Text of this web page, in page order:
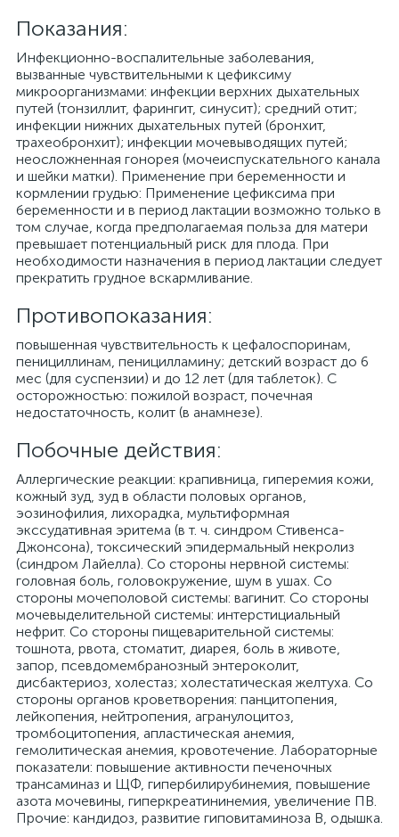
Показания:
Инфекционно-воспалительные заболевания,
вызванные чувствительными к цефиксиму
микроорганизмами: инфекции верхних дыхательных
путей (тонзиллит, фарингит, синусит); средний отит;
инфекции нижних дыхательных путей (бронхит,
трахеобронхит); инфекции мочевыводящих путей;
неосложненная гонорея (мочеиспускательного канала
и шейки матки). Применение при беременности и
кормлении грудью: Применение цефиксима при
беременности и в период лактации возможно только в
том случае, когда предполагаемая польза для матери
превышает потенциальный риск для плода. При
необходимости назначения в период лактации следует
прекратить грудное вскармливание.
Противопоказания:
повышенная чувствительность к цефалоспоринам,
пенициллинам, пеницилламину; детский возраст до 6
мес (для суспензии) и до 12 лет (для таблеток). С
осторожностью: пожилой возраст, почечная
недостаточность, колит (в анамнезе).
Побочные действия:
Аллергические реакции: крапивница, гиперемия кожи,
кожный зуд, зуд в области половых органов,
эозинофилия, лихорадка, мультиформная
экссудативная эритема (в т. ч. синдром Стивенса-
Джонсона), токсический эпидермальный некролиз
(синдром Лайелла). Со стороны нервной системы:
головная боль, головокружение, шум в ушах. Со
стороны мочеполовой системы: вагинит. Со стороны
мочевыделительной системы: интерстициальный
нефрит. Со стороны пищеварительной системы:
тошнота, рвота, стоматит, диарея, боль в животе,
запор, псевдомембранозный энтероколит,
дисбактериоз, холестаз; холестатическая желтуха. Со
стороны органов кроветворения: панцитопения,
лейкопения, нейтропения, агранулоцитоз,
тромбоцитопения, апластическая анемия,
гемолитическая анемия, кровотечение. Лабораторные
показатели: повышение активности печеночных
трансаминаз и ЩФ, гипербилирубинемия, повышение
азота мочевины, гиперкреатининемия, увеличение ПВ.
Прочие: кандидоз, развитие гиповитаминоза В, одышка.